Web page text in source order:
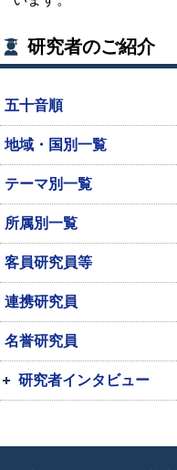
研究者のご紹介
五十音順
地域・国別一覧
テーマ別一覧
所属別一覧
客員研究員等
連携研究員
名誉研究員
研究者インタビュー